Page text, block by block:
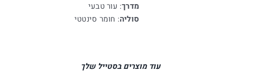
מדרך: עור טבעי
סוליה: חומר סינטטי
עוד מוצרים בסטייל שלך